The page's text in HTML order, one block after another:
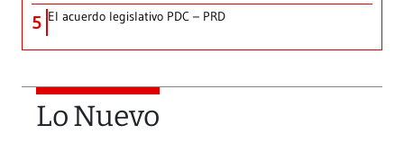
5 El acuerdo legislativo PDC – PRD
Lo Nuevo